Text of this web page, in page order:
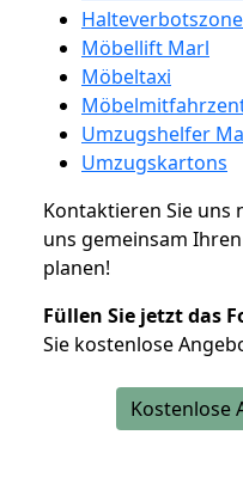
Möbellift Marl
Möbeltaxi
Umzugshelfer
Umzugskartons
Kontaktieren Sie uns
uns gemeinsam
planen!
Füllen Sie jetzt das
Sie kostenlose
Kostenlose